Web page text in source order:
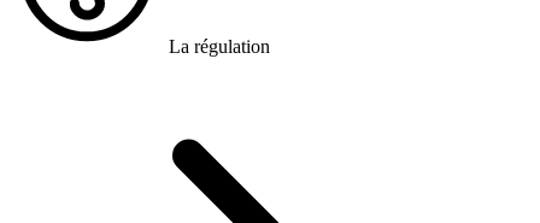
La régulation